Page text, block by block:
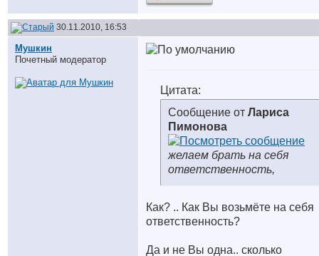
30.11.2010, 16:53
Мушкин
Почетный модератор
Цитата:
Сообщение от Лариса
Пимонова
желаем брать на себя
ответственность,
Как? .. Как Вы возьмёте на себя
ответственность?
Да и не Вы одна.. сколько